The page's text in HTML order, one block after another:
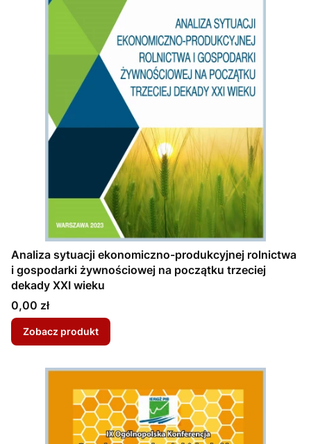
Analiza sytuacji ekonomiczno-produkcyjnej rolnictwa
i gospodarki żywnościowej na początku trzeciej
dekady XXI wieku
Cena
0,00 zł
Zobacz produkt